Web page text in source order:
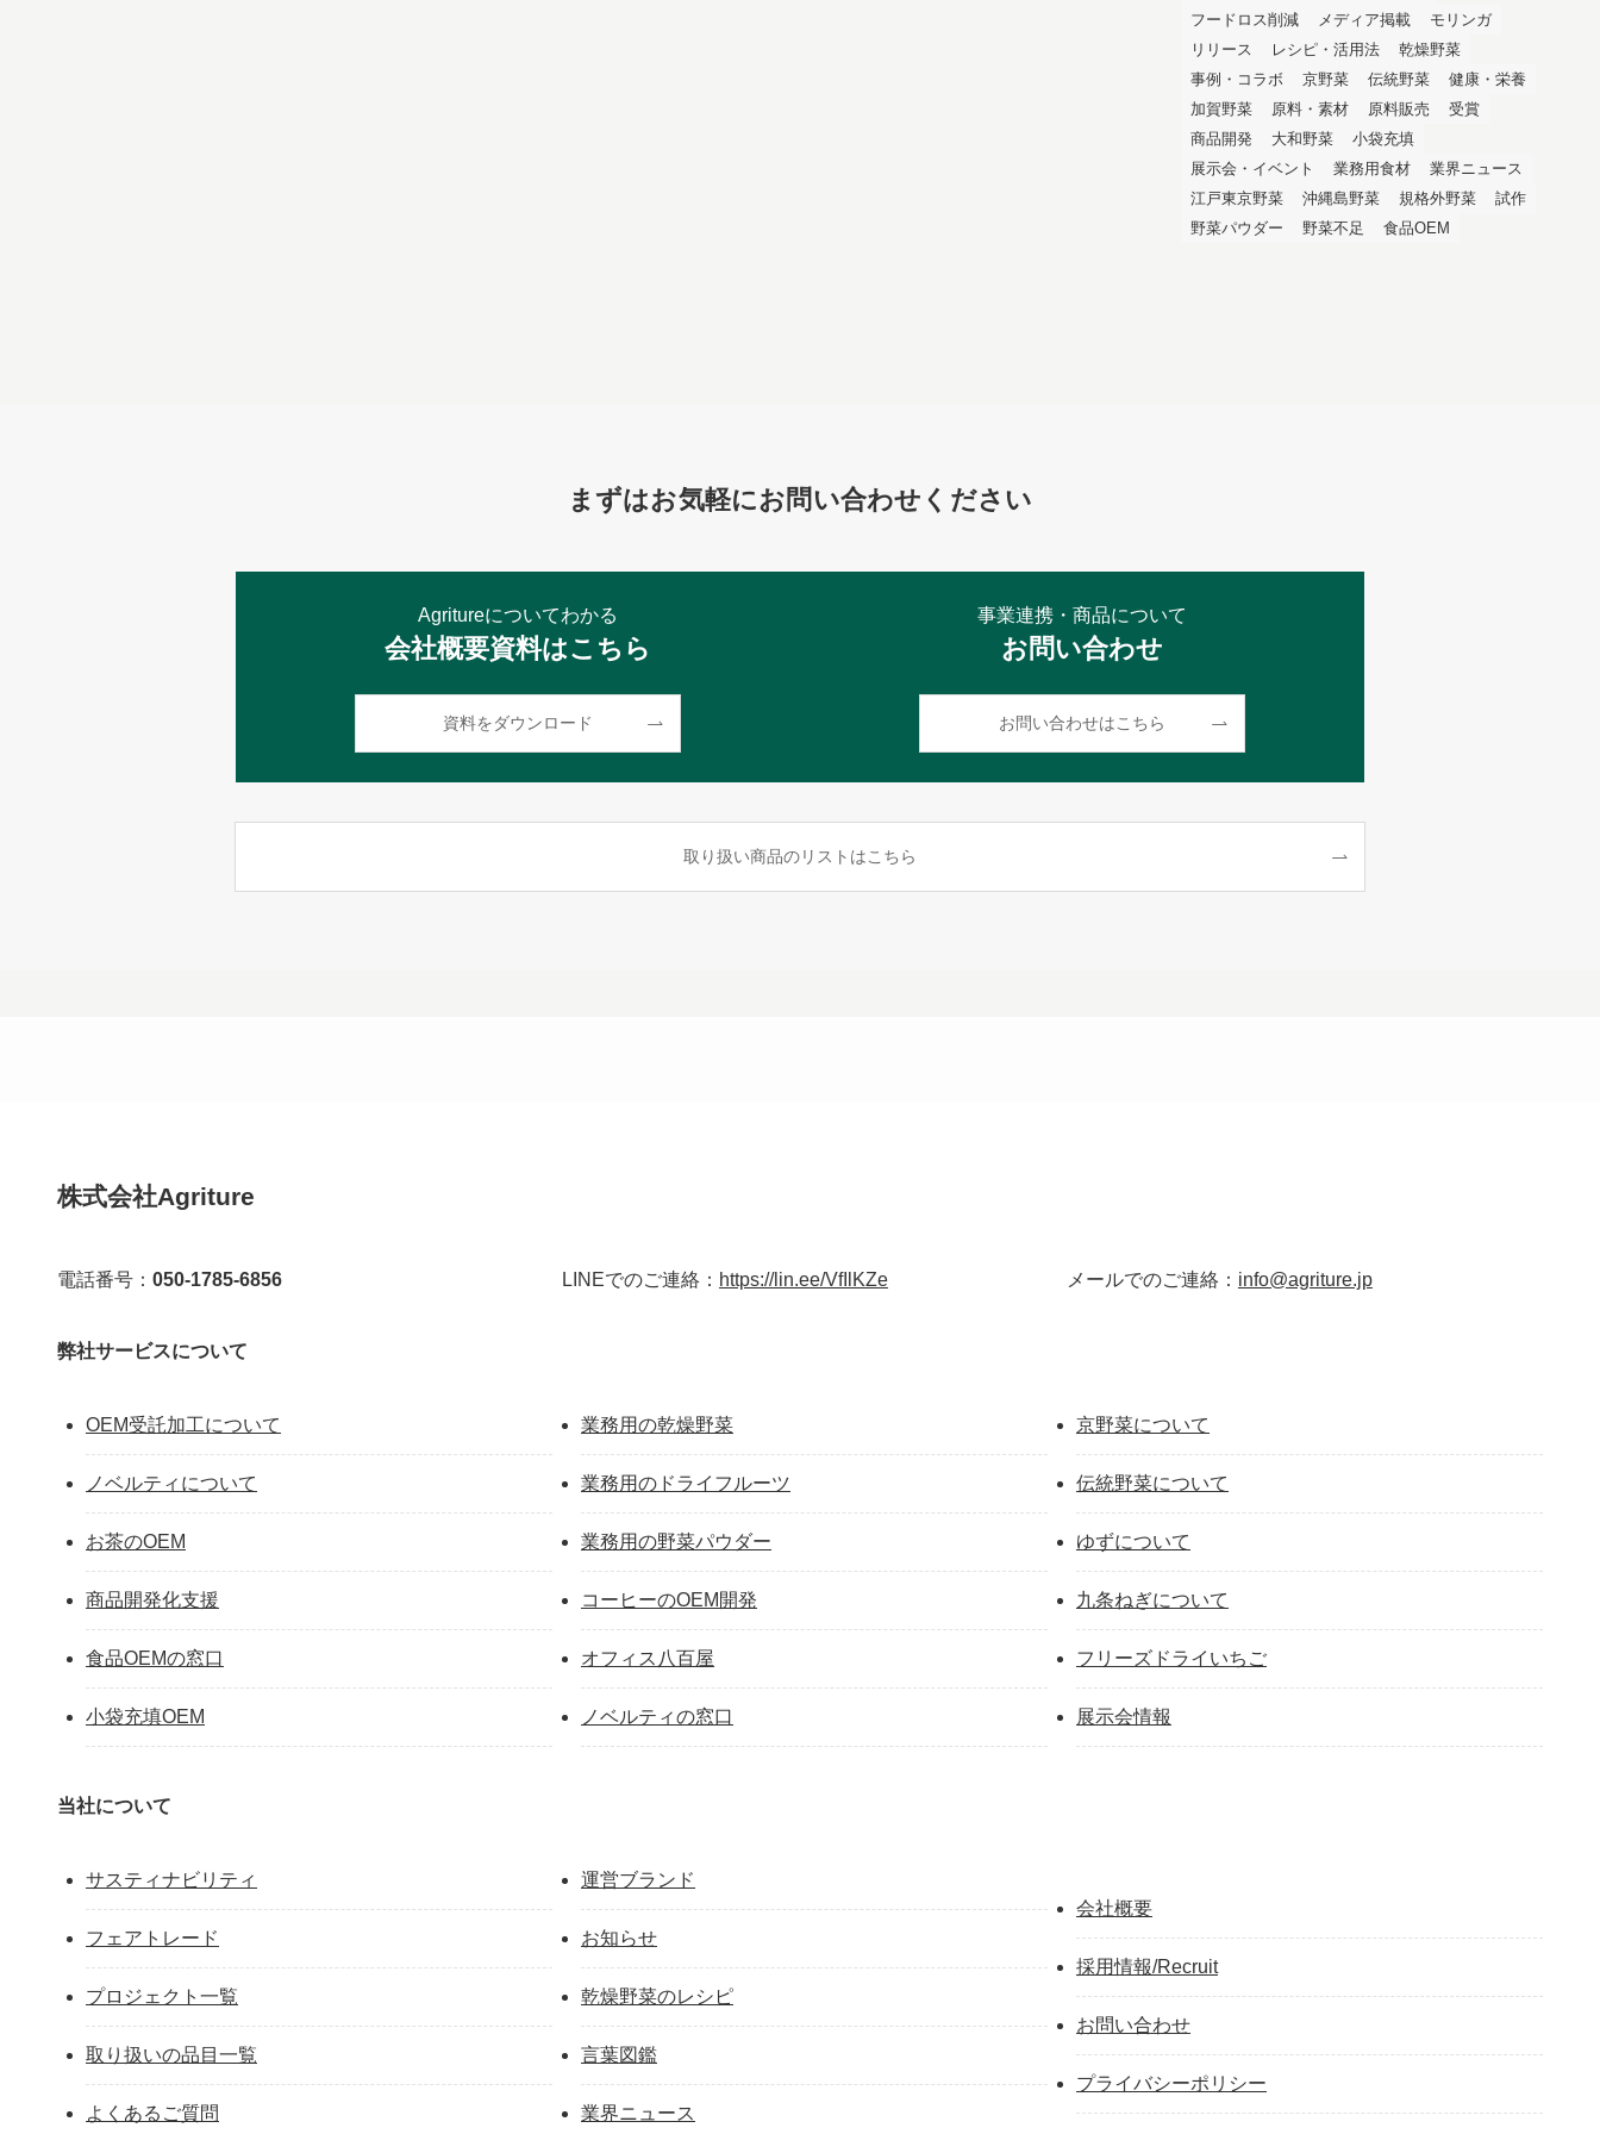
フードロス削減 メディア掲載
モリンガ
リリース
レシピ・活用法
乾燥野菜
事例・コラボ
京野菜 伝統野菜
健康・栄養
加賀野菜
原料・素材 原料販売
受賞
商品開発
大和野菜
小袋充填
展示会・イベント
業務用食材
業界ニュース
江戸東京野菜
沖縄島野菜 規格外野菜
試作
野菜パウダー
野菜不足 食品OEM
まずはお気軽にお問い合わせください
Agritureについてわかる
会社概要資料はこちら
資料をダウンロード
事業連携・商品について
お問い合わせ
お問い合わせはこちら
取り扱い商品のリストはこちら
株式会社Agriture
電話番号： 050-1785-6856 LINEでのご連絡： https://lin.ee/VfIlKZe メールでのご連絡： info@agriture.jp
弊社サービスについて
OEM受託加工について
ノベルティについて
お茶のOEM
商品開発化支援
食品OEMの窓口
小袋充填OEM
業務用の乾燥野菜
業務用のドライフルーツ
業務用の野菜パウダー
コーヒーのOEM開発
オフィス八百屋
ノベルティの窓口
京野菜について
伝統野菜について
ゆずについて
九条ねぎについて
フリーズドライいちご
展示会情報
当社について
サスティナビリティ
フェアトレード
プロジェクト一覧
取り扱いの品目一覧
よくあるご質問
運営ブランド
お知らせ
乾燥野菜のレシピ
言葉図鑑
業界ニュース
会社概要
採用情報/Recruit
お問い合わせ
プライバシーポリシー